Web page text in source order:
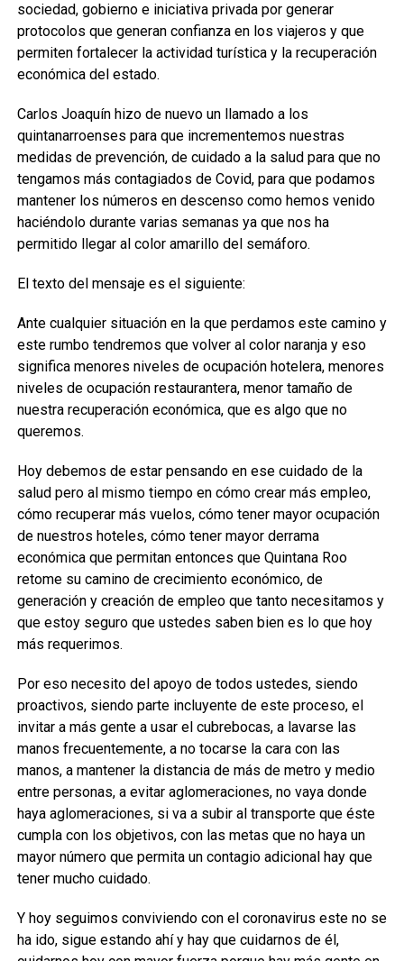
sociedad, gobierno e iniciativa privada por generar
protocolos que generan confianza en los viajeros y que
permiten fortalecer la actividad turística y la recuperación
económica del estado.
Carlos Joaquín hizo de nuevo un llamado a los
quintanarroenses para que incrementemos nuestras
medidas de prevención, de cuidado a la salud para que no
tengamos más contagiados de Covid, para que podamos
mantener los números en descenso como hemos venido
haciéndolo durante varias semanas ya que nos ha
permitido llegar al color amarillo del semáforo.
El texto del mensaje es el siguiente:
Ante cualquier situación en la que perdamos este camino y
este rumbo tendremos que volver al color naranja y eso
significa menores niveles de ocupación hotelera, menores
niveles de ocupación restaurantera, menor tamaño de
nuestra recuperación económica, que es algo que no
queremos.
Hoy debemos de estar pensando en ese cuidado de la
salud pero al mismo tiempo en cómo crear más empleo,
cómo recuperar más vuelos, cómo tener mayor ocupación
de nuestros hoteles, cómo tener mayor derrama
económica que permitan entonces que Quintana Roo
retome su camino de crecimiento económico, de
generación y creación de empleo que tanto necesitamos y
que estoy seguro que ustedes saben bien es lo que hoy
más requerimos.
Por eso necesito del apoyo de todos ustedes, siendo
proactivos, siendo parte incluyente de este proceso, el
invitar a más gente a usar el cubrebocas, a lavarse las
manos frecuentemente, a no tocarse la cara con las
manos, a mantener la distancia de más de metro y medio
entre personas, a evitar aglomeraciones, no vaya donde
haya aglomeraciones, si va a subir al transporte que éste
cumpla con los objetivos, con las metas que no haya un
mayor número que permita un contagio adicional hay que
tener mucho cuidado.
Y hoy seguimos conviviendo con el coronavirus este no se
ha ido, sigue estando ahí y hay que cuidarnos de él,